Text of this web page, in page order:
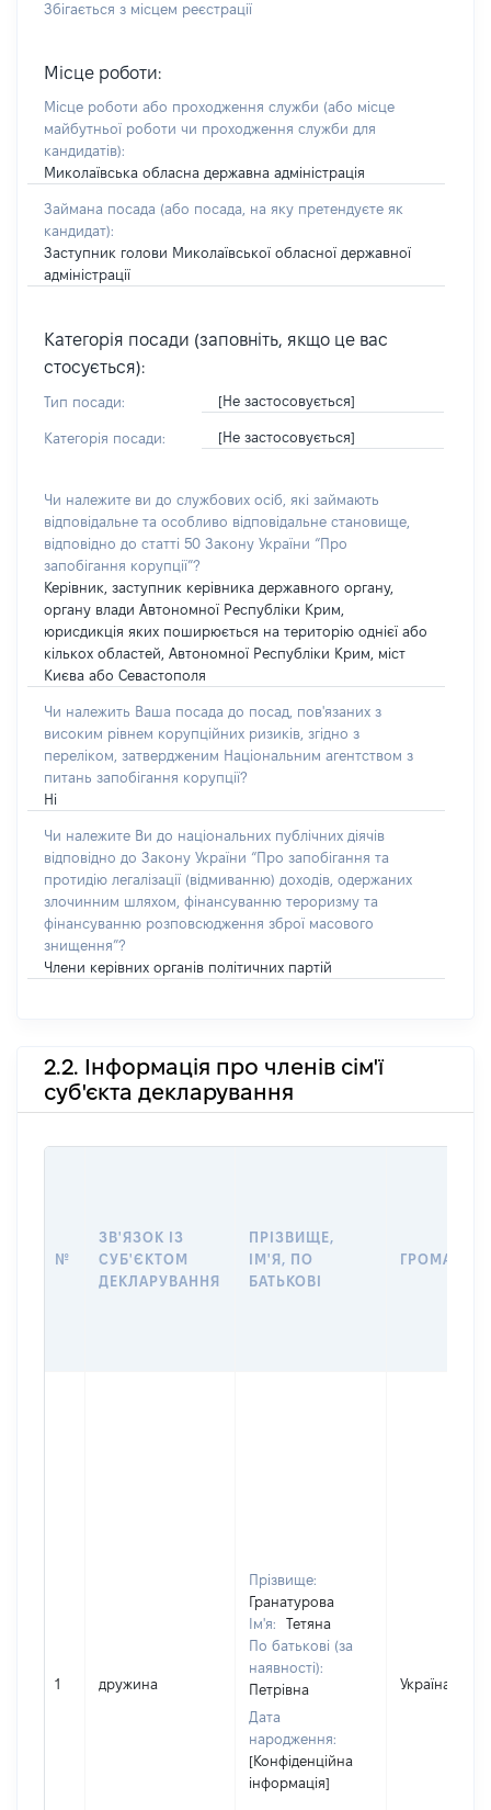
Збігається з місцем реєстрації
Місце роботи:
Місце роботи або проходження служби (або місце
майбутньої роботи чи проходження служби для
кандидатів):
Миколаївська обласна державна адміністрація
Займана посада (або посада, на яку претендуєте як
кандидат):
Заступник голови Миколаївської обласної державної
адміністрації
Категорія посади (заповніть, якщо це вас
стосується):
Тип посади: [Не застосовується]
Категорія посади: [Не застосовується]
Чи належите ви до службових осіб, які займають
відповідальне та особливо відповідальне становище,
відповідно до статті 50 Закону України “Про
запобігання корупції”?
Керівник, заступник керівника державного органу,
органу влади Автономної Республіки Крим,
юрисдикція яких поширюється на територію однієї або
кількох областей, Автономної Республіки Крим, міст
Києва або Севастополя
Чи належить Ваша посада до посад, пов'язаних з
високим рівнем корупційних ризиків, згідно з
переліком, затвердженим Національним агентством з
питань запобігання корупції?
Ні
Чи належите Ви до національних публічних діячів
відповідно до Закону України “Про запобігання та
протидію легалізації (відмиванню) доходів, одержаних
злочинним шляхом, фінансуванню тероризму та
фінансуванню розповсюдження зброї масового
знищення”?
Члени керівних органів політичних партій
2.2. Інформація про членів сім'ї
суб'єкта декларування
№
ЗВ'ЯЗОК ІЗ
СУБ'ЄКТОМ
ДЕКЛАРУВАННЯ
ПРІЗВИЩЕ,
ІМ'Я, ПО
БАТЬКОВІ
1 дружина
Прізвище:
Гранатурова
Ім'я:
Тетяна
По батькові (за
наявності):
Петрівна
Дата
народження:
[Конфіденційна
інформація]
Україна